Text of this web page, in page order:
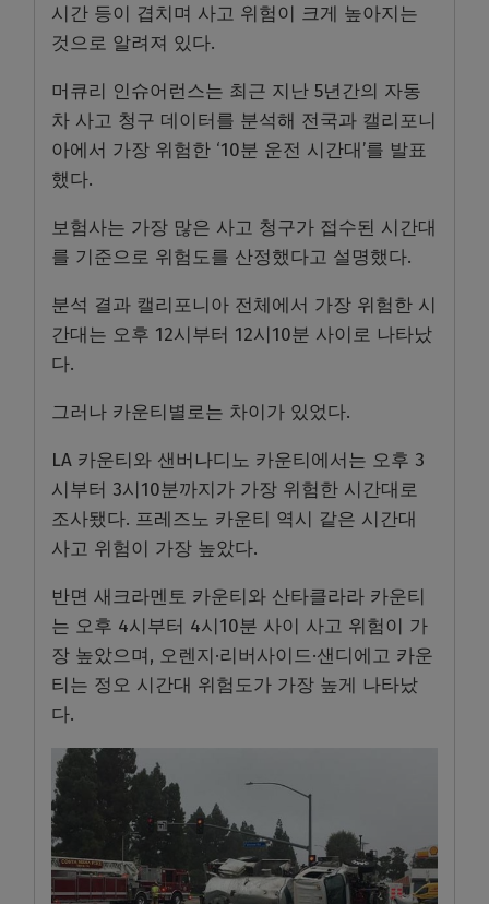
시간 등이 겹치며 사고 위험이 크게 높아지는
것으로 알려져 있다.
머큐리 인슈어런스는 최근 지난 5년간의 자동
차 사고 청구 데이터를 분석해 전국과 캘리포니
아에서 가장 위험한 ‘10분 운전 시간대’를 발표
했다.
보험사는 가장 많은 사고 청구가 접수된 시간대
를 기준으로 위험도를 산정했다고 설명했다.
분석 결과 캘리포니아 전체에서 가장 위험한 시
간대는 오후 12시부터 12시10분 사이로 나타났
다.
그러나 카운티별로는 차이가 있었다.
LA 카운티와 샌버나디노 카운티에서는 오후 3
시부터 3시10분까지가 가장 위험한 시간대로
조사됐다. 프레즈노 카운티 역시 같은 시간대
사고 위험이 가장 높았다.
반면 새크라멘토 카운티와 산타클라라 카운티
는 오후 4시부터 4시10분 사이 사고 위험이 가
장 높았으며, 오렌지·리버사이드·샌디에고 카운
티는 정오 시간대 위험도가 가장 높게 나타났
다.